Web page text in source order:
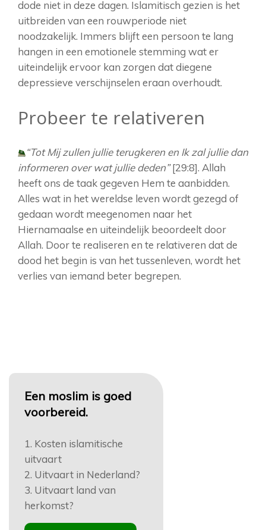
dode niet in deze dagen. Islamitisch gezien is het
uitbreiden van een rouwperiode niet
noodzakelijk. Immers blijft een persoon te lang
hangen in een emotionele stemming wat er
uiteindelijk ervoor kan zorgen dat diegene
depressieve verschijnselen eraan overhoudt.
Probeer te relativeren
“Tot Mij zullen jullie terugkeren en Ik zal jullie dan
informeren over wat jullie deden”[29:8]. Allah
heeft ons de taak gegeven Hem te aanbidden.
Alles wat in het wereldse leven wordt gezegd of
gedaan wordt meegenomen naar het
Hiernamaalse en uiteindelijk beoordeelt door
Allah. Door te realiseren en te relativeren dat de
dood het begin is van het tussenleven, wordt het
verlies van iemand beter begrepen.
Een moslim is goed
voorbereid.
1. Kosten islamitische
uitvaart
2. Uitvaart in Nederland?
3. Uitvaart land van
herkomst?